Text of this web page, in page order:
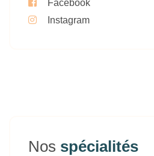
Facebook
Instagram
Nos spécialités